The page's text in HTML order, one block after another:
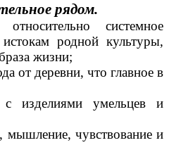
рядом.
системное
родной культуры,
жизни;
от деревни, что главное в
с изделиями умельцев и
мышление, чувствование и